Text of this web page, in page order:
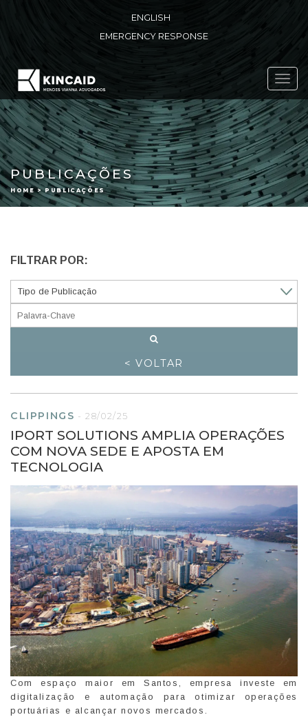
ENGLISH
EMERGENCY RESPONSE
PUBLICAÇÕES
HOME > PUBLICAÇÕES
FILTRAR POR:
< VOLTAR
CLIPPINGS - 28/02/25
IPORT SOLUTIONS AMPLIA OPERAÇÕES
COM NOVA SEDE E APOSTA EM
TECNOLOGIA
Com espaço maior em Santos, empresa investe em
digitalização e automação para otimizar operações
portuárias e alcançar novos mercados.